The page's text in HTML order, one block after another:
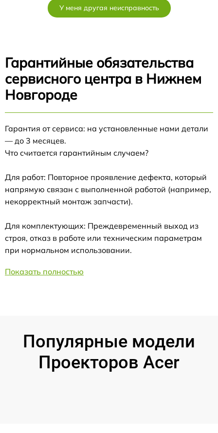
У меня другая неисправность
Гарантийные обязательства
сервисного центра в Нижнем
Новгороде
Гарантия от сервиса: на установленные нами детали
— до 3 месяцев.
Что считается гарантийным случаем?
Для работ: Повторное проявление дефекта, который
напрямую связан с выполненной работой (например,
некорректный монтаж запчасти).
Для комплектующих: Преждевременный выход из
строя, отказ в работе или техническим параметрам
при нормальном использовании.
Показать полностью
Популярные модели
Проекторов Acer